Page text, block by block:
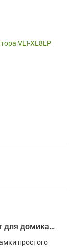
VLT-XL8LP
Почему проектор – лучший гаджет для домика в глэмпинге
простого